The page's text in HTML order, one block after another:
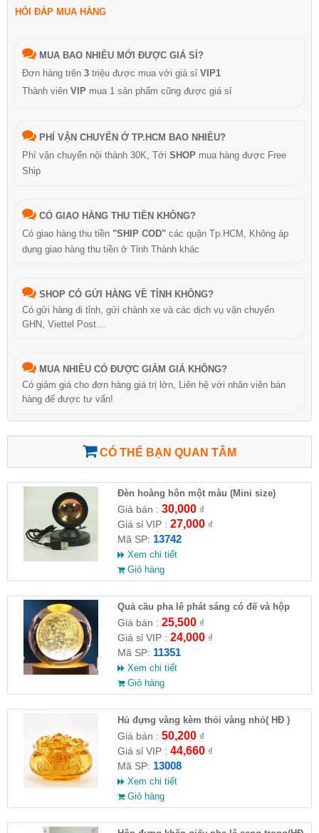
HỎI ĐÁP MUA HÀNG
MUA BAO NHIÊU MỚI ĐƯỢC GIÁ SỈ?
Đơn hàng trên 3 triệu được mua với giá sỉ VIP1
Thành viên VIP mua 1 sản phẩm cũng được giá sỉ
PHÍ VẬN CHUYỂN Ở TP.HCM BAO NHIÊU?
Phí vận chuyển nội thành 30K, Tới SHOP mua hàng được Free
Ship
CÓ GIAO HÀNG THU TIỀN KHÔNG?
Có giao hàng thu tiền "SHIP COD" các quận Tp.HCM, Không áp
dụng giao hàng thu tiền ở Tỉnh Thành khác
SHOP CÓ GỬI HÀNG VỀ TỈNH KHÔNG?
Có gửi hàng đi tỉnh, gửi chành xe và các dịch vụ vận chuyển
GHN, Viettel Post…
MUA NHIỀU CÓ ĐƯỢC GIẢM GIÁ KHÔNG?
Có giảm giá cho đơn hàng giá trị lớn, Liên hệ với nhân viên bán
hàng để được tư vấn!
CÓ THỂ BẠN QUAN TÂM
Đèn hoàng hôn một màu (Mini size)
Giá bán : 30,000₫
Giá sỉ VIP : 27,000₫
Mã SP: 13742
Xem chi tiết
Giỏ hàng
Quả cầu pha lê phát sáng có đế và hộp
Giá bán : 25,500₫
Giá sỉ VIP : 24,000₫
Mã SP: 11351
Xem chi tiết
Giỏ hàng
Hủ đựng vàng kèm thỏi vàng nhỏ( HĐ )
Giá bán : 50,200₫
Giá sỉ VIP : 44,660₫
Mã SP: 13008
Xem chi tiết
Giỏ hàng